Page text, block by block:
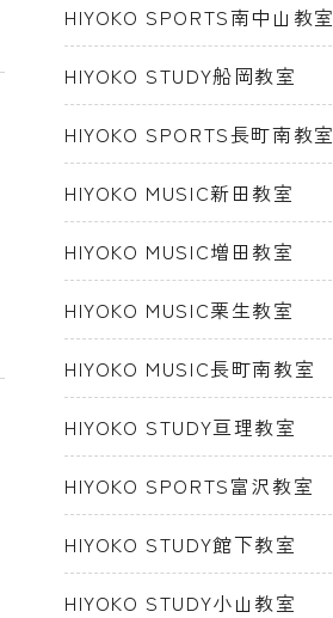
HIYOKO SPORTS南中山教室
HIYOKO STUDY船岡教室
HIYOKO SPORTS長町南教室
HIYOKO MUSIC新田教室
HIYOKO MUSIC増田教室
HIYOKO MUSIC栗生教室
HIYOKO MUSIC長町南教室
HIYOKO STUDY亘理教室
HIYOKO SPORTS富沢教室
HIYOKO STUDY館下教室
HIYOKO STUDY小山教室